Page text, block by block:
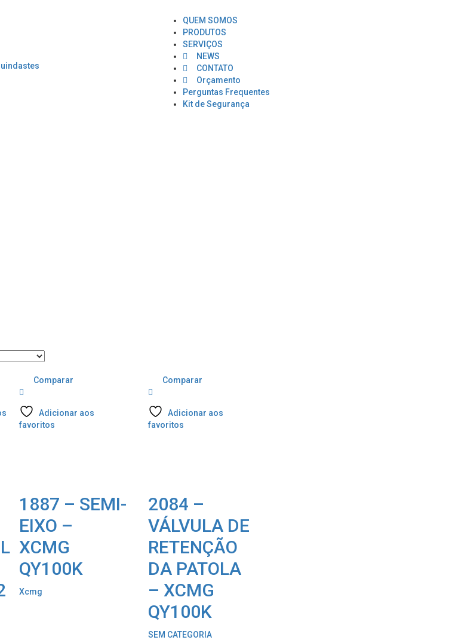
QUEM SOMOS
PRODUTOS
SERVIÇOS
NEWS
CONTATO
Orçamento
Perguntas Frequentes
Kit de Segurança
Comparar
Adicionar aos
favoritos
1887 – SEMI-
EIXO –
XCMG
QY100K
Xcmg
Comparar
Adicionar aos
favoritos
2084 –
VÁLVULA DE
RETENÇÃO
DA PATOLA
– XCMG
QY100K
SEM CATEGORIA